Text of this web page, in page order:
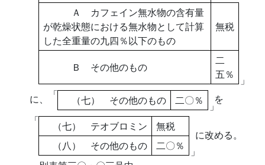
Ａ カフェイン無水物の含有量
が乾燥状態における無水物として計算
した全重量の九四％以下のもの
無税
Ｂ その他のもの
二
五％
」
に、
「 （七） その他のもの 二〇％ 」
を
「
（七） テオブロミン
無税
（八） その他のもの
二〇％ 」
に改める。